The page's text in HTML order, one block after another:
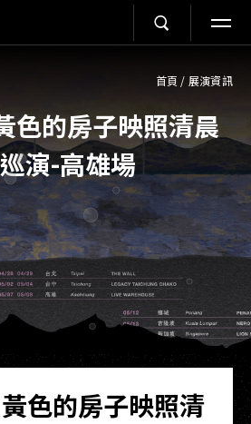
首頁 / 展演資訊
色的房子映照清晨
演-高雄場
色的房子映照清